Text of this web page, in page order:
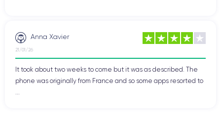
Anna Xavier
21/01/26
It took about two weeks to come but it was as described. The
phone was originally from France and so some apps resorted to